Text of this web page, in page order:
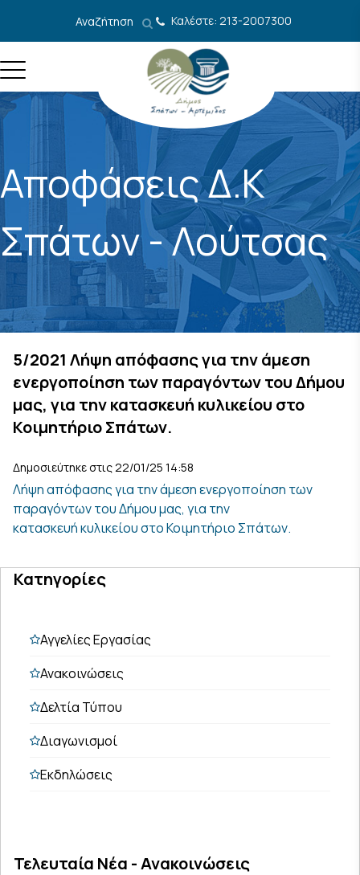
Αναζήτηση Καλέστε: 213-2007300
Αποφάσεις Δ.Κ
Σπάτων - Λούτσας
5/2021 Λήψη απόφασης για την άμεση
ενεργοποίηση των παραγόντων του Δήμου
μας, για την κατασκευή κυλικείου στο
Κοιμητήριο Σπάτων.
Δημοσιεύτηκε στις 22/01/25 14:58
Λήψη απόφασης για την άμεση ενεργοποίηση των
παραγόντων του Δήμου μας, για την
κατασκευή κυλικείου στο Κοιμητήριο Σπάτων.
Κατηγορίες
Αγγελίες Εργασίας
Ανακοινώσεις
Δελτία Τύπου
Διαγωνισμοί
Εκδηλώσεις
Τελευταία Νέα - Ανακοινώσεις